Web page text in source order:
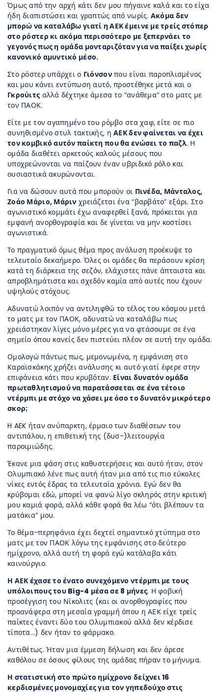
Όμως από την αρχή κάτι δεν μου πήγαινε καλά και το είχα
ήδη διαπιστώσει και γραπτώς από νωρίς. Ακόμα δεν
μπορώ να καταλάβω γιατί η ΑΕΚ έμεινε με τρείς στόπερ
στο ρόστερ κι ακόμα περισσότερο με ξεπερνάει το
γεγονός πως η ομάδα μονταριζόταν για να παίξει χωρίς
κανονικό αμυντικό μέσο.
Στο ρόστερ υπάρχει ο Γιόνσονπου είναι παροπλισμένος
και μου κάνει εντύπωση αυτό, προστέθηκε μετά και ο
Γκρούιτς αλλά δέχτηκε άμεσα το “ανάθεμα” στο ματς με
τον ΠΑΟΚ.
Είτε με τον αγαπημένο του ρόμβο στα χαφ, είτε σε πιο
συνηθισμένο στυλ τακτικής, ηΑΕΚ δεν φαίνεται να έχει
τον κομβικό αυτόν παίκτη που θα ενώσει το παζλ. Η
ομάδα διαθέτει αρκετούς καλούς μέσους που
υποχρεώνονται να παίζουν έναν υβριδικό ρόλο και
ουσιαστικά ακυρώνονται.
Για να δώσουν αυτά που μπορούν οι Πινέδα, Μάνταλος,
Ζοάο Μάριο, Μάριν χρειάζεται ένα “βαρβάτο” εξάρι. Στο
αγωνιστικό κομμάτι έχω αναφερθεί ξανά, πρόκειται για
εμφανή ανορθογραφία και δε γίνεται να μην κοστίσει
αγωνιστικά.
Το πραγματικό όμως θέμα προς ανάλυση προέκυψε το
τελευταίο δεκαήμερο. Όλες οι ομάδες θα περάσουν κρίση
κατά τη διάρκεια της σεζόν, ελάχιστες πάνε άπταιστα και
απροβλημάτιστα και σχεδόν καμία από αυτές που έχουν
υψηλούς στόχους.
Αδυνατώ λοιπόν να αντιληφθώ το τέλος του κόσμου μετά
το ματς με τον ΠΑΟΚ, αδυνατώ να καταλάβω πως
χρειάστηκαν λίγες μόνο μέρες για να φτάσουμε σε ένα
σημείο όπου κανείς δεν πιστεύει πλέον σε αυτή την ομάδα.
Ομολογώ πάντως πως, μεμονωμένα, η εμφάνιση στο
Καραϊσκάκης χρήζει ανάλυσης κι αυτό γιατί έφερε στην
επιφάνεια κάτι που κρυβόταν. Είναι δυνατόν ομάδα
πρωταθλητισμού να παρατάσσεται σε ένα τέτοιο
ντέρμπι με στόχο να χάσει με όσο το δυνατόν μικρότερο
σκορ;
H AEK ήταν ανύπαρκτη, έρμαιο των διαθέσεων του
αντιπάλου, η επιθετική της (δυσ-)λειτουργία
παροιμιώδης.
Έκανε μια φάση στις καθυστερήσεις και αυτό ήταν, στον
Ολυμπιακό λένε πως αυτή ήταν μια από τις πιο εύκολες
νίκες εντός έδρας τα τελευταία χρόνια. Εγώ δεν θα
κρύβομαι εδώ, μπορεί να φανώ λίγο σκληρός στην κριτική
μου καμιά φορά, αλλά κάθε φορά θα λέω “ότι βλέπουν τα
ματάκια” μου.
Το θέμα-περηφάνια έχει δεχτεί σημαντικό χτύπημα στο
ματς με τον ΠΑΟΚ λόγω της εμφάνισης στο δεύτερο
ημίχρονο, αλλά αυτή τη φορά εγώ κατάλαβα κάτι
καινούργιο.
Η ΑΕΚ έχασε το ένατο συνεχόμενο ντέρμπι με τους
υπόλοιπους του Big-4 μέσα σε 8 μήνες. Η φοβική
προσέγγιση του Νίκολιτς (και οι ανορθογραφίες που
προανάφερα στη μεσαία γραμμή όπου η ΑΕΚ είχε τρείς
παίκτες έναντι δύο του Ολυμπιακού αλλά δεν κέρδισε
τίποτα…) δεν ήταν το φάρμακο.
Αντιθέτως. Ήταν μια έμμεση δήλωση και δεν άρεσε
καθόλου σε όσους φίλους της ομάδας πήραν το μήνυμα.
Η στατιστική στο πρώτο ημίχρονο δείχνει 16
κερδισμένες μονομαχίες για τον γηπεδούχο στις